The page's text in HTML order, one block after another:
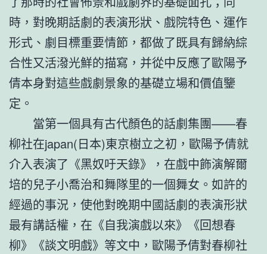
時，對晚期話劇的表演形狀、戲院特色、運作
形式、劇目標重要情節，都做了既具有歸納綜
合性又活潑光鮮的描寫，并從中反應了歐陽予
倩本身對這些戲劇景象的基礎立場和價值鑒
定。
當第一個具有古代顏色的話劇集團——春
柳社在japan(日本)東京樹立之初，歐陽予倩就
介入表演了《黑奴吁天錄》，在戲中飾演解爾
培的兒子小喬治和舞隊里的一個舞女。如許的
經過的事況，使他對晚期中國話劇的表演形狀
最有講話權，在《自我演戲以來》《回想春
柳》《談文明戲》等文中，歐陽予倩對春柳社